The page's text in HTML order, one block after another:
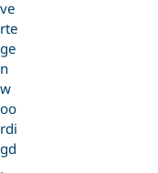
ve
rte
ge
n
w
oo
rdi
gd
.